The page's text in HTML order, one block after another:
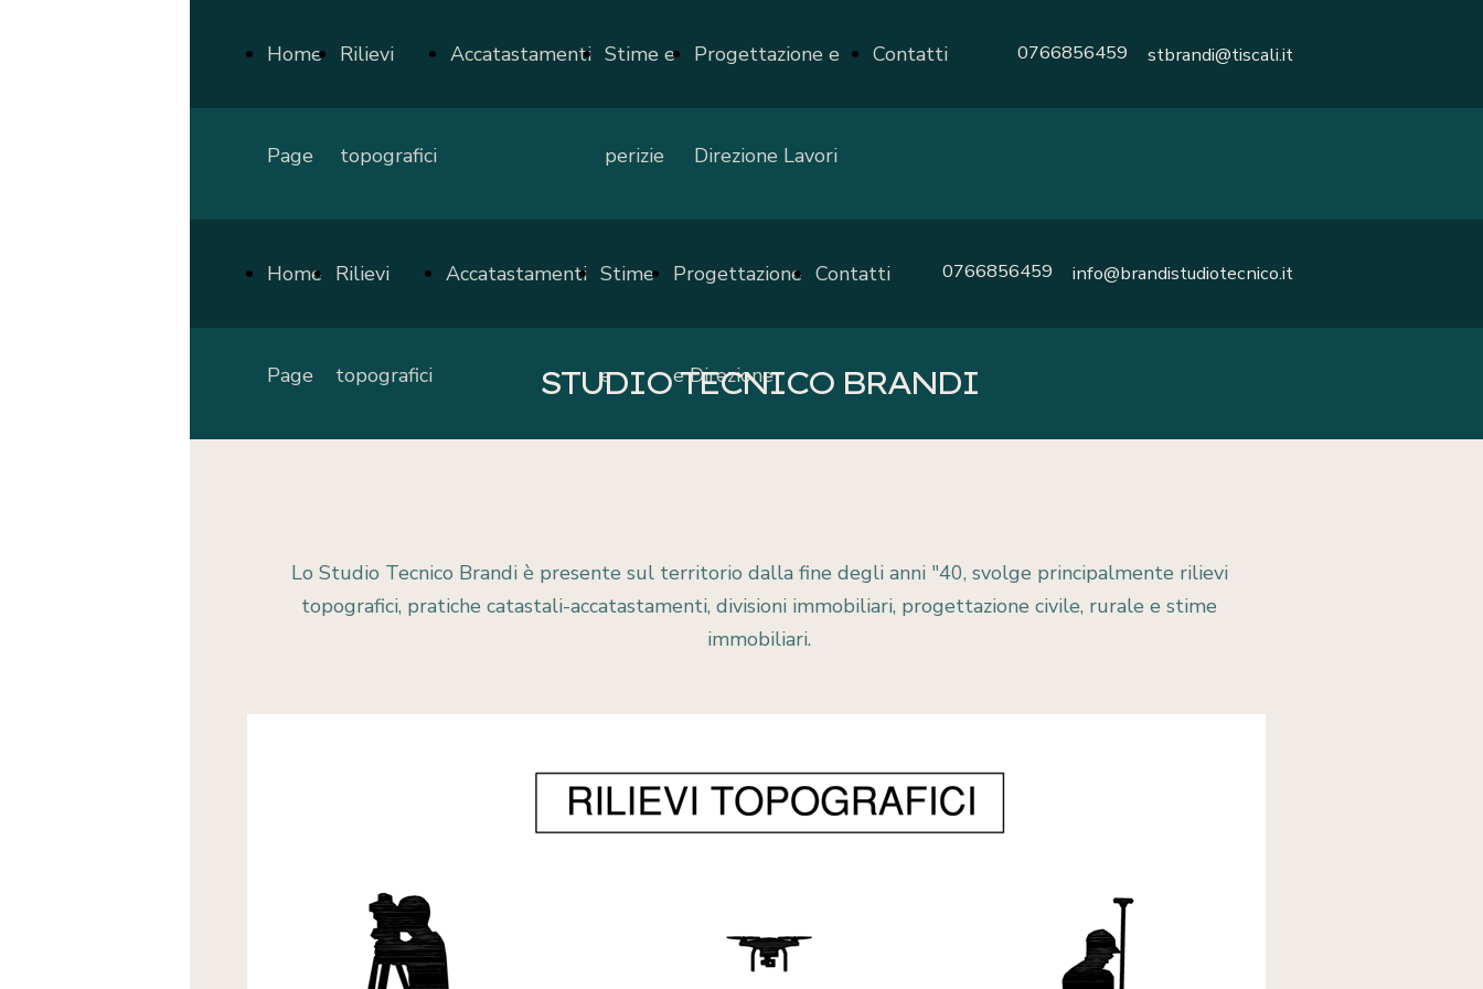
Home
Page
Rilievi
topografici
Accatastamenti Stime e
perizie
Progettazione e
Direzione Lavori
Contatti 0766856459 stbrandi@tiscali.it
Home
Page
Rilievi
topografici
Accatastamenti Stime
e
Progettazione
e Direzione
Contatti 0766856459 info@brandistudiotecnico.it
STUDIO TECNICO BRANDI
Lo Studio Tecnico Brandi è presente sul territorio dalla fine degli anni "40, svolge principalmente rilievi
topografici, pratiche catastali-accatastamenti, divisioni immobiliari, progettazione civile, rurale e stime
immobiliari.